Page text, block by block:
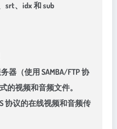
srt、idx 和 sub
器（使用 SAMBA/FTP 协
的视频和音频文件。
协议的在线视频和音频传